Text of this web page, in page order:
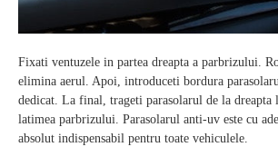
Fixati ventuzele in partea dreapta a parbrizului.
elimina aerul. Apoi, introduceti bordura
dedicat. La final, trageti parasolarul de la dreapta
latimea parbrizului. Parasolarul anti-uv este cu
absolut indispensabil pentru toate vehiculele.